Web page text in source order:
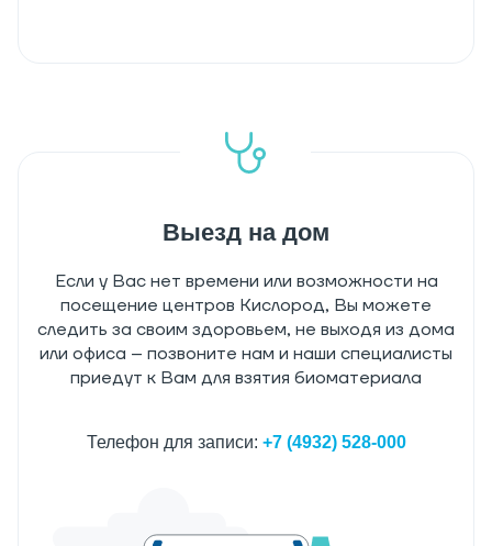
Выезд на дом
Если у Вас нет времени или возможности на
посещение центров Кислород, Вы можете
следить за своим здоровьем, не выходя из дома
или офиса – позвоните нам и наши специалисты
приедут к Вам для взятия биоматериала
Телефон для записи: +7 (4932) 528-000